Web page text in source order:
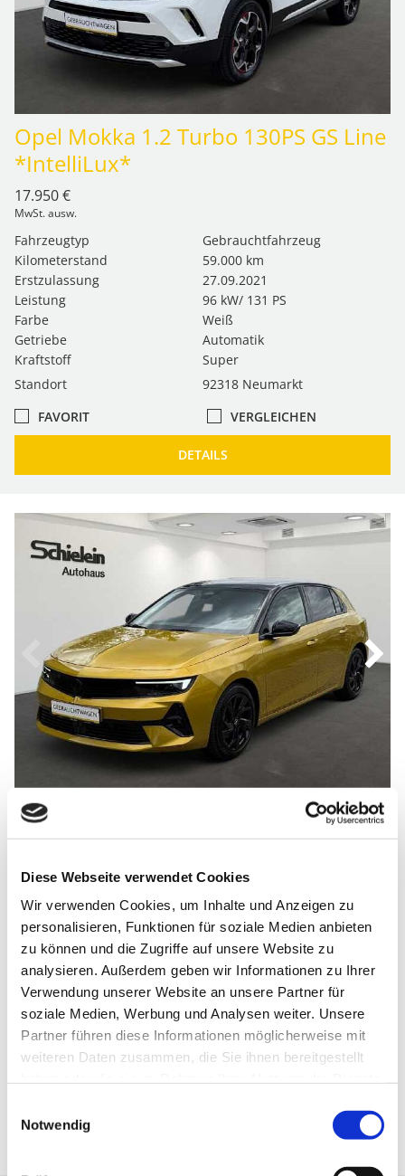
Diese Webseite verwendet Cookies
Wir verwenden Cookies, um Inhalte und Anzeigen zu
personalisieren, Funktionen für soziale Medien anbieten
zu können und die Zugriffe auf unsere Website zu
analysieren. Außerdem geben wir Informationen zu Ihrer
Verwendung unserer Website an unsere Partner für
soziale Medien, Werbung und Analysen weiter. Unsere
Partner führen diese Informationen möglicherweise mit
weiteren Daten zusammen, die Sie ihnen bereitgestellt
Notwendig
Opel Mokka 1.2 Turbo 130PS GS Line
*IntelliLux*
17.950 €
MwSt. ausw.
Fahrzeugtyp
Gebrauchtfahrzeug
Kilometerstand
59.000 km
Erstzulassung
27.09.2021
Leistung
96 kW/ 131 PS
Farbe
Weiß
Getriebe
Automatik
Kraftstoff
Super
Standort
92318 Neumarkt
FAVORIT
VERGLEICHEN
DETAILS
Opel Astra 1.2 Turbo 130PS GS Line
*TOPZUSTAND*
19.850 €
Fahrzeugtyp
Gebrauchtfahrzeug
Kilometerstand
22.300 km
Erstzulassung
25.05.2023
Leistung
96 kW/ 131 PS
Farbe
Gelb
Getriebe
Schaltgetriebe
Kraftstoff
Super
Standort
92318 Neumarkt